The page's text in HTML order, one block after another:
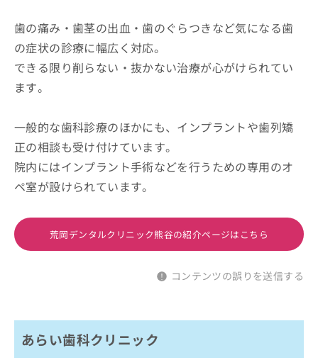
歯の痛み・歯茎の出血・歯のぐらつきなど気になる歯
の症状の診療に幅広く対応。
できる限り削らない・抜かない治療が心がけられてい
ます。
一般的な歯科診療のほかにも、インプラントや歯列矯
正の相談も受け付けています。
院内にはインプラント手術などを行うための専用のオ
ペ室が設けられています。
荒岡デンタルクリニック熊谷の紹介ページはこちら
コンテンツの誤りを送信する
あらい歯科クリニック